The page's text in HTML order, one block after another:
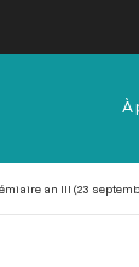
de
À
an III (23